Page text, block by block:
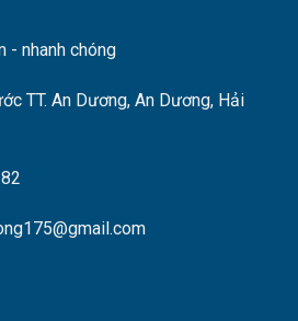
- nhanh chóng
TT. An Dương, An Dương, Hải